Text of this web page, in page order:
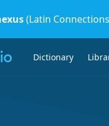
(Latin
Dictionary